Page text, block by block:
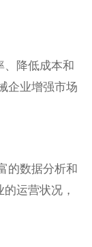
降低成本和
企业增强市场
数据分析和
运营状况，